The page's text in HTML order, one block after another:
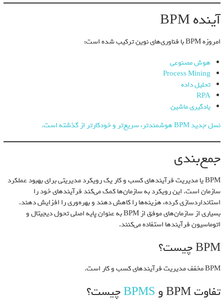
آینده BPM
امروزه BPM با فناوری‌های نوین ترکیب شده است:
هوش مصنوعی
Process Mining
تحلیل داده
RPA
یادگیری ماشین
نسل جدید BPM هوشمندتر، سریع‌تر و خودکارتر از گذشته است.
جمع‌بندی
BPM یا مدیریت فرآیندهای کسب و کار یک رویکرد مدیریتی برای بهبود عملکرد
سازمان است. این رویکرد به سازمان‌ها کمک می‌کند فرآیندهای خود را
استانداردسازی کرده، هزینه‌ها را کاهش دهند و بهره‌وری را افزایش دهند.
بسیاری از سازمان‌های موفق از BPM به عنوان پایه اصلی تحول دیجیتال و
اتوماسیون فرآیندها استفاده می‌کنند.
BPM چیست؟
BPM مخفف مدیریت فرآیندهای کسب و کار است.
تفاوت BPM و BPMSچیست؟